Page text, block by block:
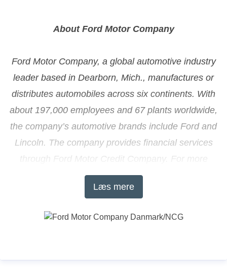
About Ford Motor Company
Ford Motor Company, a global automotive industry
leader based in Dearborn, Mich., manufactures or
distributes automobiles across six continents. With
about 197,000 employees and 67 plants worldwide,
the company’s automotive brands include Ford and
Lincoln. The company provides financial services
through Ford Motor Credit Company. For more
information regarding Ford and its products
worldwide, please visitwww.corporate.ford.com
is responsible for producing, selling
Læs mere